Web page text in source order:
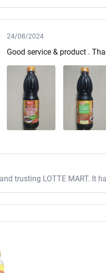
24/08/2024
Good service & product .
trusting LOTTE MART. It